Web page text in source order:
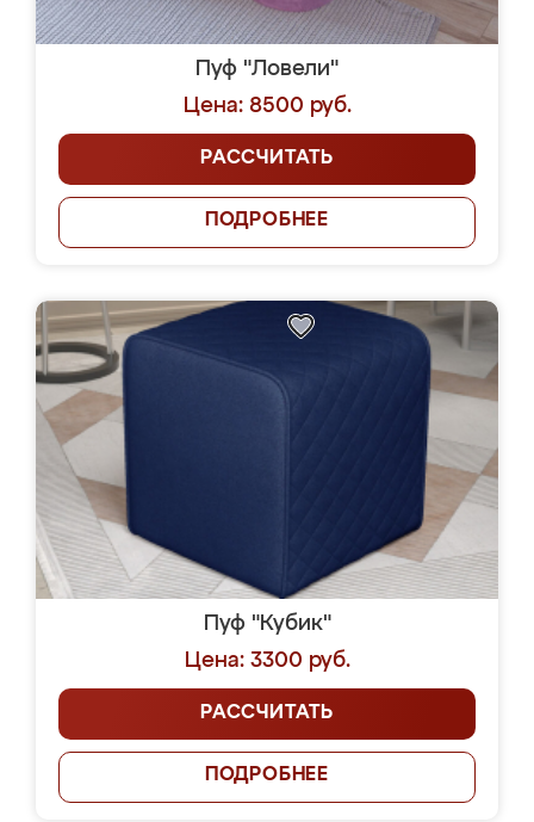
Пуф "Ловели"
Цена: 8500 руб.
РАССЧИТАТЬ
ПОДРОБНЕЕ
Пуф "Кубик"
Цена: 3300 руб.
РАССЧИТАТЬ
ПОДРОБНЕЕ